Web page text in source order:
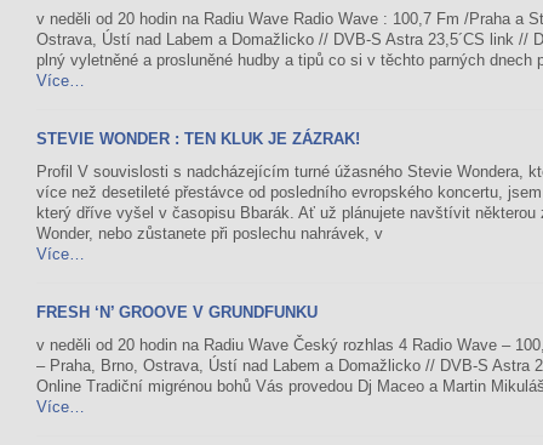
v neděli od 20 hodin na Radiu Wave Radio Wave : 100,7 Fm /Praha a
Ostrava, Ústí nad Labem a Domažlicko // DVB-S Astra 23,5´CS link //
plný vyletněné a prosluněné hudby a tipů co si v těchto parných dnech
Více…
STEVIE WONDER : TEN KLUK JE ZÁZRAK!
Profil V souvislosti s nadcházejícím turné úžasného Stevie Wondera,
více než desetileté přestávce od posledního evropského koncertu,
který dříve vyšel v časopisu Bbarák. Ať už plánujete navštívit
Wonder, nebo zůstanete při poslechu nahrávek, v
Více…
FRESH ‘N’ GROOVE V GRUNDFUNKU
v neděli od 20 hodin na Radiu Wave Český rozhlas 4 Radio Wave –
– Praha, Brno, Ostrava, Ústí nad Labem a Domažlicko // DVB-S Astra
Online Tradiční migrénou bohů Vás provedou Dj Maceo a Martin
Více…